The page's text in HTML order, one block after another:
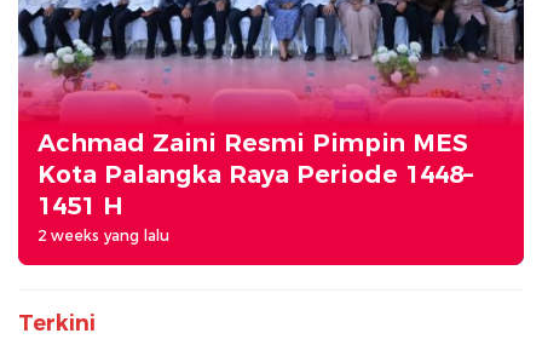
Achmad Zaini Resmi Pimpin MES
Kota Palangka Raya Periode 1448–
1451 H
2 weeks yang lalu
Terkini